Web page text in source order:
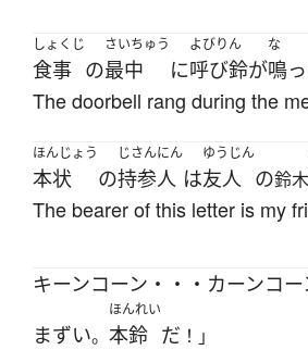
しょくじ
食事 の
さいちゅう
最中 に
よびりん
呼び鈴が
な
鳴
The doorbell rang during the
ほんじょう
本状 の
じさんにん
持参人 は
ゆうじん
友人 の鈴木
The bearer of this letter is my
キーンコーン・・・カーンコー
まずい。
ほんれい
本鈴 だ ！」